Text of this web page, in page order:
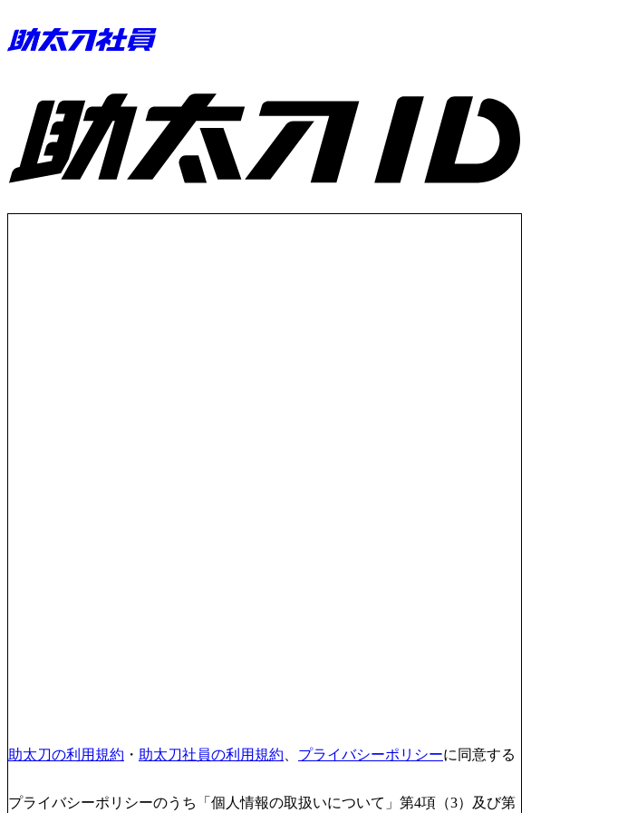
助太刀ID
助太刀の利用規約 ・ 助太刀社員の利用規約 プライバシーポリシーに同意する
プライバシーポリシーのうち「個人情報の取扱いについて」第4項（3）及び第